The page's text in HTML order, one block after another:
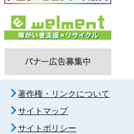
著作権・リンクについて
サイトマップ
サイトポリシー